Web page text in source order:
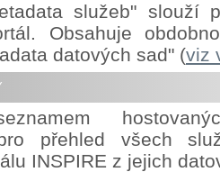
služeb" slouží
Obsahuje
datových sad" (viz
přehled všech
INSPIRE z jejich